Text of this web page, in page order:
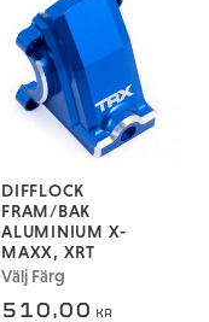
DIFFLOCK
FRAM/BAK
ALUMINIUM X-
MAXX, XRT
Välj Färg
510,00 KR